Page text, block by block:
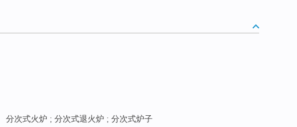
分次式火炉 ; 分次式退火炉 ; 分次式炉子